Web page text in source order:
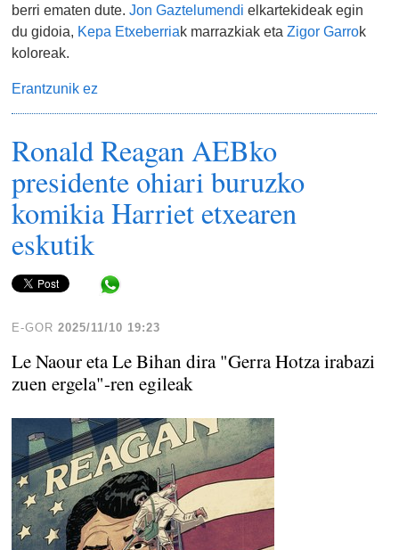
berri ematen dute.Jon Gaztelumendi elkartekideak egin
du gidoia, Kepa Etxeberriak marrazkiak etaZigor Garrok
koloreak.
Erantzunik ez
Ronald Reagan AEBko
presidente ohiari buruzko
komikia Harriet etxearen
eskutik
E-GOR 2025/11/10 19:23
Le Naour eta Le Bihan dira "Gerra Hotza irabazi
zuen ergela"-ren egileak